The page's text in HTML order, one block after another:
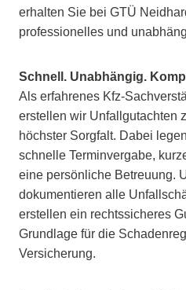
erhalten Sie bei GTÜ
professionelles und
Schnell. Unabhängig.
Als erfahrenes Kfz-
erstellen wir Unfallgutachten
höchster Sorgfalt. Dabei
schnelle Terminvergabe,
eine persönliche Betreuung.
dokumentieren alle
erstellen ein rechtssicheres
Grundlage für die
Versicherung.